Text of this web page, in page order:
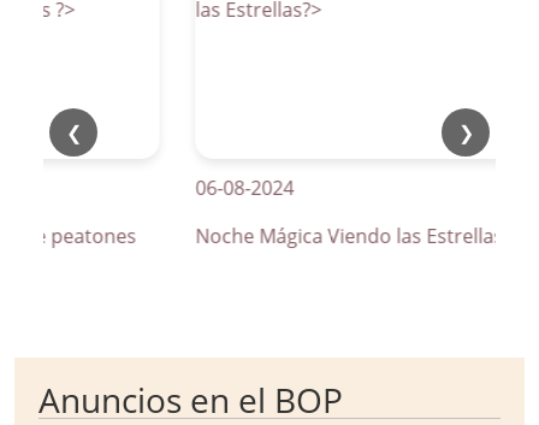
❮ ❯
de peatones
06-08-2024
Noche Mágica Viendo las Estrellas
Anuncios en el BOP